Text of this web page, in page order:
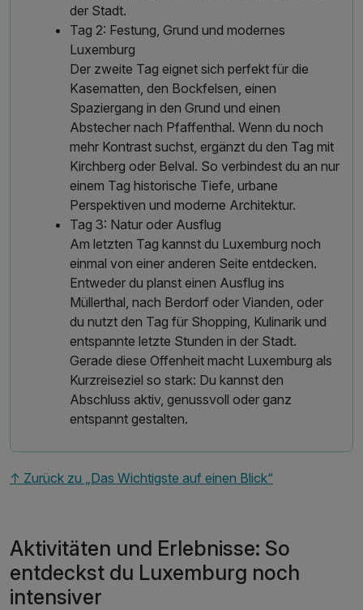
der Stadt.
Tag 2: Festung, Grund und modernes
Luxemburg
Der zweite Tag eignet sich perfekt für die
Kasematten, den Bockfelsen, einen
Spaziergang in den Grund und einen
Abstecher nach Pfaffenthal. Wenn du noch
mehr Kontrast suchst, ergänzt du den Tag mit
Kirchberg oder Belval. So verbindest du an nur
einem Tag historische Tiefe, urbane
Perspektiven und moderne Architektur.
Tag 3: Natur oder Ausflug
Am letzten Tag kannst du Luxemburg noch
einmal von einer anderen Seite entdecken.
Entweder du planst einen Ausflug ins
Müllerthal, nach Berdorf oder Vianden, oder
du nutzt den Tag für Shopping, Kulinarik und
entspannte letzte Stunden in der Stadt.
Gerade diese Offenheit macht Luxemburg als
Kurzreiseziel so stark: Du kannst den
Abschluss aktiv, genussvoll oder ganz
entspannt gestalten.
↑ Zurück zu „Das Wichtigste auf einen Blick“
Aktivitäten und Erlebnisse: So
entdeckst du Luxemburg noch
intensiver